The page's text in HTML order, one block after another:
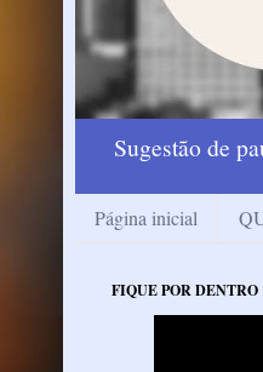
Sugestão de
Página inicial
FIQUE POR DENTRO